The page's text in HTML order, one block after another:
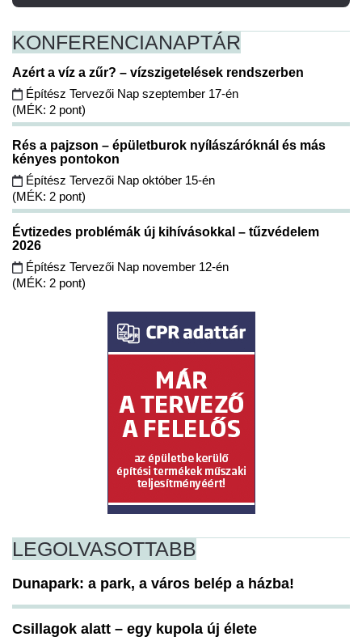
KONFERENCIANAPTÁR
Azért a víz a zűr? – vízszigetelések rendszerben
Építész Tervezői Nap szeptember 17-én
(MÉK: 2 pont)
Rés a pajzson – épületburok nyílászáróknál és más
kényes pontokon
Építész Tervezői Nap október 15-én
(MÉK: 2 pont)
Évtizedes problémák új kihívásokkal – tűzvédelem
2026
Építész Tervezői Nap november 12-én
(MÉK: 2 pont)
LEGOLVASOTTABB
Dunapark: a park, a város belép a házba!
Csillagok alatt – egy kupola új élete